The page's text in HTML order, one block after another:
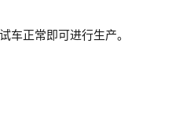
车正常即可进行生产。